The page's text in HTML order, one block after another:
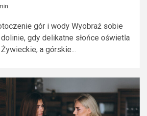
gór i wody Wyobraź sobie
gdy delikatne słońce oświetla
a górskie...